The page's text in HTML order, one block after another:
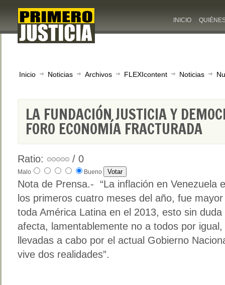
INICIO
Inicio Noticias Archivos FLEXIcontent Noticias
LA FUNDACIÓN JUSTICIA Y
FORO ECONOMÍA FRACTURADA
Ratio: / 0
Malo Bueno
Nota de Prensa.- “La inflación en Venezuela
los primeros cuatro meses del año, fue
toda América Latina en el 2013, esto sin
afecta, lamentablemente no a todos por
llevadas a cabo por el actual Gobierno
vive dos realidades”.